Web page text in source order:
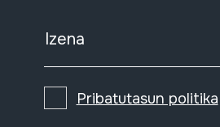
Izena
Pribatutasun politika